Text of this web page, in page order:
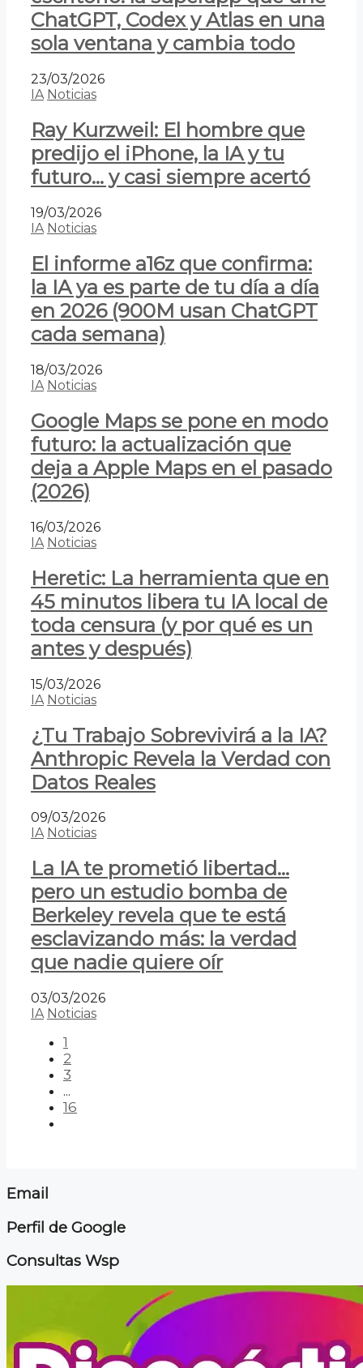
ChatGPT, Codex y Atlas en una
sola ventana y cambia todo
23/03/2026
IA Noticias
Ray Kurzweil: El hombre que
predijo el iPhone, la IA y tu
futuro… y casi siempre acertó
19/03/2026
IA Noticias
El informe a16z que confirma:
la IA ya es parte de tu día a día
en 2026 (900M usan ChatGPT
cada semana)
18/03/2026
IA Noticias
Google Maps se pone en modo
futuro: la actualización que
deja a Apple Maps en el pasado
(2026)
16/03/2026
IA Noticias
Heretic: La herramienta que en
45 minutos libera tu IA local de
toda censura (y por qué es un
antes y después)
15/03/2026
IA Noticias
¿Tu Trabajo Sobrevivirá a la IA?
Anthropic Revela la Verdad con
Datos Reales
09/03/2026
IA Noticias
La IA te prometió libertad…
pero un estudio bomba de
Berkeley revela que te está
esclavizando más: la verdad
que nadie quiere oír
03/03/2026
IA Noticias
1
2
3
...
16
Email
Perfil de Google
Consultas Wsp